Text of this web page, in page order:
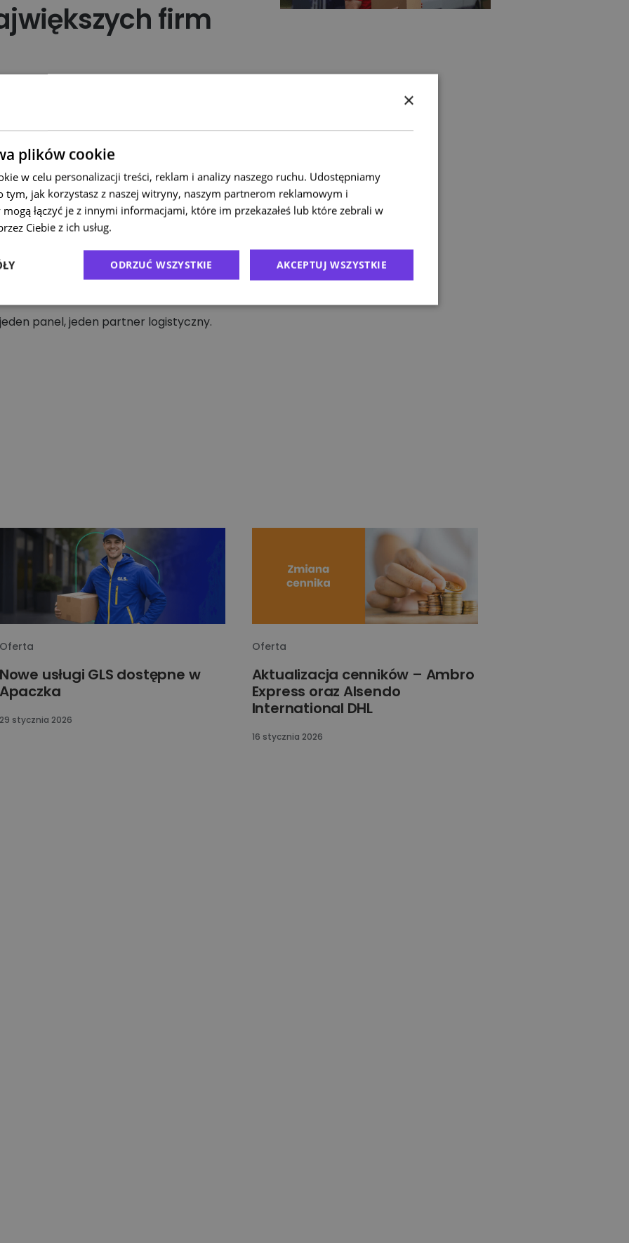
firm
Dołącz do ponad firm, które każdego
przesyłki krajowe
i innymi przewoźnikami.
- niezależnie od tego, czy masz
– Apaczka rośnie razem z Tobą.
wybór i bezpieczny transport –
darmowe
integracje e-commerce,
etykiet i śledzenie przesyłek w czasie
panel, jeden partner logistyczny.
Oferta
Nowe usługi GLS dostępne w
Apaczka
29 stycznia 2026
Oferta
Aktualizacja cenników – Ambro
Express oraz Alsendo
International DHL
16 stycznia 2026
×
plików cookie
w celu personalizacji treści, reklam i analizy naszego ruchu. Udostępniamy
tym, jak korzystasz z naszej witryny, naszym partnerom reklamowym i
łączyć je z innymi informacjami, które im przekazałeś lub które zebrali w
Ciebie z ich usług.
AKCEPTUJ WSZYSTKIE
ODRZUĆ WSZYSTKIE